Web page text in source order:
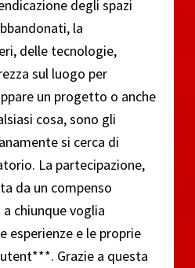
degli spazi
la
delle tecnologie,
sul luogo per
un progetto o anche
cosa, sono gli
si cerca di
La partecipazione,
da un compenso
chiunque voglia
esperienze e le proprie
Grazie a questa